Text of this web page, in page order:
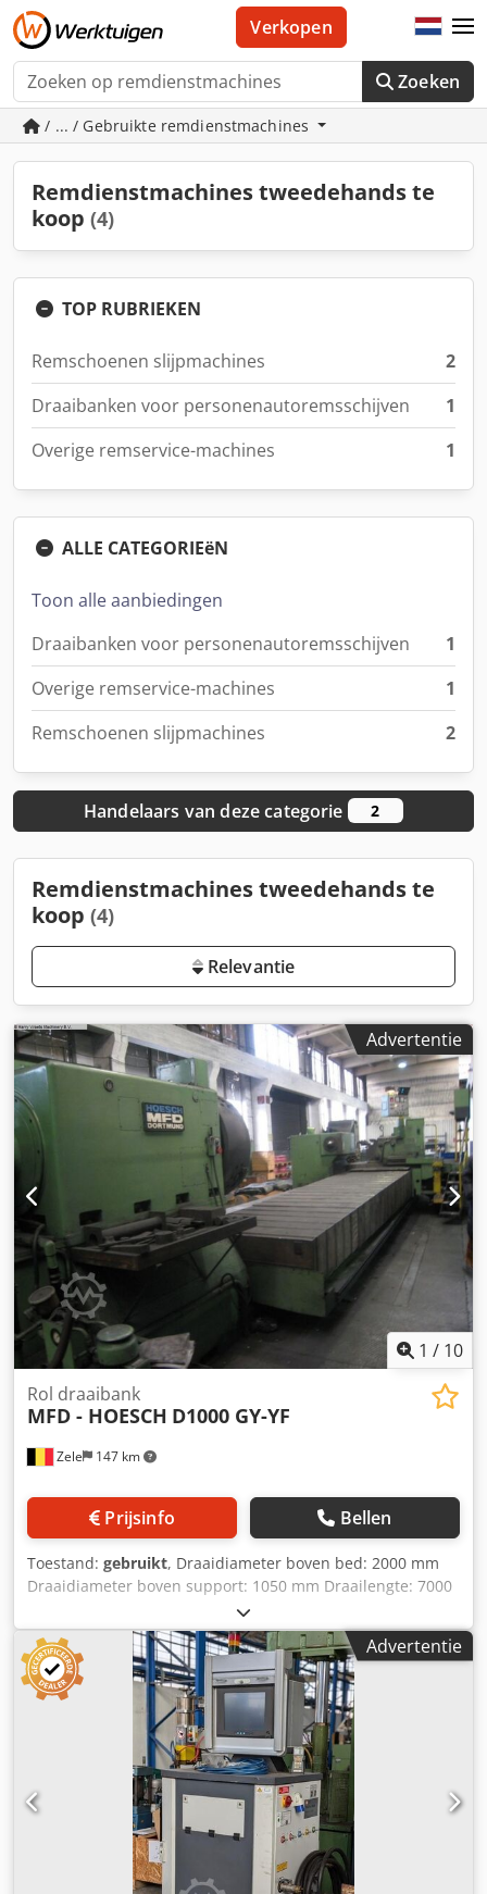
Zoeken
Verkopen
/ ... / Gebruikte remdienstmachines
Remdienstmachines tweedehands te
koop (4)
TOP RUBRIEKEN
Remschoenen slijpmachines
2
Draaibanken voor personenautoremsschijven
1
Overige remservice-machines
1
ALLE CATEGORIEëN
Toon alle aanbiedingen
Draaibanken voor personenautoremsschijven
1
Overige remservice-machines
1
Remschoenen slijpmachines
2
Handelaars van deze categorie 2
Remdienstmachines tweedehands te
koop (4)
Relevantie
Advertentie
1 / 10
Zele 147 km
Rol draaibank
MFD - HOESCH D1000 GY-YF
Prijsinfo Bellen
Toestand: gebruikt, Draaidiameter boven bed: 2000 mm
Draaidiameter boven support: 1050 mm Draailengte: 7000
mm Toerental: 1,6 - 250 omw/min Spanning: 380 V 4-
klauwplaat Ø 1.230 mm Dksdoyuqflspfx Amajr D.R.O.:
Heidenhain De technische gegevens zijn opgaven van de
fabrikant c.q. operator en dus voor ons vrijblijvend.
Tussentijdse verkoop voorbehouden; uitsluitend onze
algemene leverings- en verkoopvoorwaarden zijn van
toepassing. Over ons: meer dan 400 eigen machines op
voorraad meer dan 15.000 m² opslagruimte, hijscapaciteit
70 ton meer dan 10.000 accessoires voor uw werkplaats
Wilt u machines, productielijnen of uw bedrijf verkopen,
neem dan contact met ons op. Meer aanbiedingen vindt u
op onze website. Bezichtiging op afspraak mogelijk. Wij
kijken uit naar uw bezoek! Uw Markus Hirsch Team
Advertentie